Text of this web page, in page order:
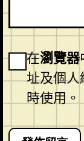
在瀏覽器
址及個
時使用。